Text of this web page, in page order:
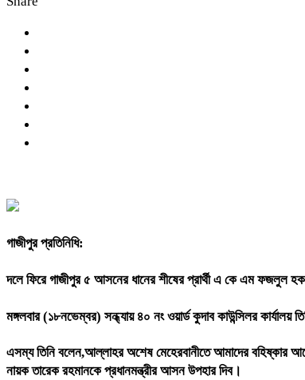
গাজীপুর প্রতিনিধি:
দলে ফিরে গাজীপুর ৫ আসনের ধানের শীষের প্রার্থী এ কে এম ফজলুল
মঙ্গলবার (১৮নভেম্বর) সন্ধ্যায় ৪০ নং ওয়ার্ড কুদাব কাউন্সিলর কার্যালয়
এসম্য তিনি বলেন,আল্লাহর অশেষ মেহেরবানীতে আমাদের বহিষ্কার
নায়ক তারেক রহমানকে প্রধানমন্ত্রীর আসন উপহার দিব।